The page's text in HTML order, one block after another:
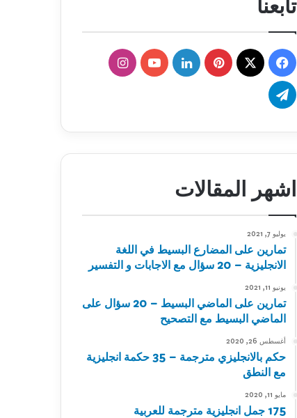
تابعنا
فيسبوك
‫X بينتيريستلينكدإن‫YouTubeانستقرام
تيلقرام
اشهر المقالات
يوليو 7, 2021
تمارين على المضارع البسيط في اللغة
الانجليزية – 20 سؤال مع الاجابات و التفسير
يونيو 11, 2021
تمارين على الماضي البسيط – 20 سؤال على
الماضي البسيط مع التصحيح
أغسطس 26, 2020
حكم بالانجليزي مترجمة – 35 حكمة انجليزية
مع النطق
مايو 11, 2020
175 جمل انجليزية مترجمة للعربية